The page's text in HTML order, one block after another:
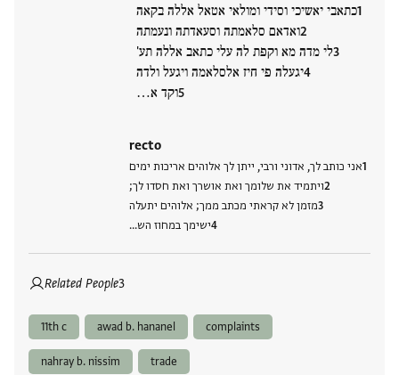
כתאבי יאשיכי וסידי ומולאי אטאל אללה בקאה
ואדאם סלאמתה וסעאדתה ונעמתה
לי מדה מא וקפת לה עלי כתאב אללה תע'
יגעלה פי חיז אלסלאמה ויגעל ולדה
וקד א…
recto
אני כותב לך, אדוני ורבי, ייתן לך אלוהים אריכות ימים
ויתמיד את שלומך ואת אושרך ואת חסדו לך;
מזמן לא קראתי מכתב ממך; אלוהים יתעלה
ישימך במחוז הש…
Related People3
11th c awad b. hananel complaints
nahray b. nissim trade